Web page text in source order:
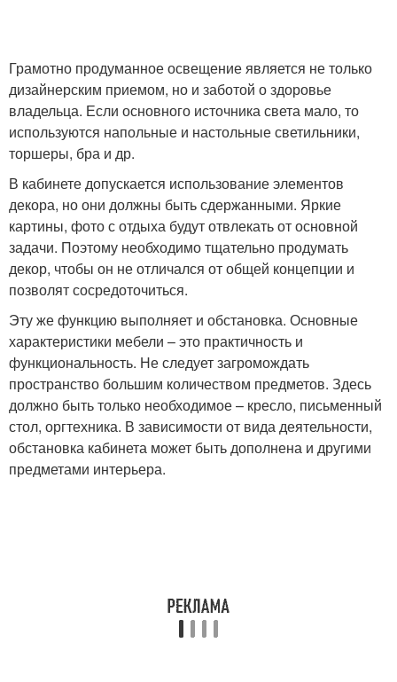
Грамотно продуманное освещение является не только
дизайнерским приемом, но и заботой о здоровье
владельца. Если основного источника света мало, то
используются напольные и настольные светильники,
торшеры, бра и др.
В кабинете допускается использование элементов
декора, но они должны быть сдержанными. Яркие
картины, фото с отдыха будут отвлекать от основной
задачи. Поэтому необходимо тщательно продумать
декор, чтобы он не отличался от общей концепции и
позволят сосредоточиться.
Эту же функцию выполняет и обстановка. Основные
характеристики мебели – это практичность и
функциональность. Не следует загромождать
пространство большим количеством предметов. Здесь
должно быть только необходимое – кресло, письменный
стол, оргтехника. В зависимости от вида деятельности,
обстановка кабинета может быть дополнена и другими
предметами интерьера.